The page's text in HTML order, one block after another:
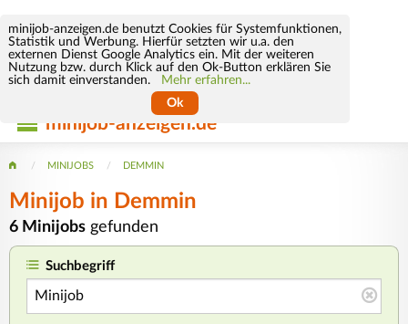
minijob-anzeigen.de benutzt Cookies für Systemfunktionen,
Statistik und Werbung. Hierfür setzten wir u.a. den
externen Dienst Google Analytics ein. Mit der weiteren
Nutzung bzw. durch Klick auf den Ok-Button erklären Sie
sich damit einverstanden.
Mehr erfahren...
Ok
minijob-anzeigen.de
MINIJOBS DEMMIN
Minijob in Demmin
6 Minijobs gefunden
Suchbegriff